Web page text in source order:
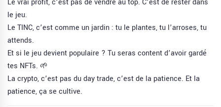
Le vrai profit, c’est pas de vendre au top. C’est de rester dans
le jeu.
Le TINC, c’est comme un jardin : tu le plantes, tu l’arroses, tu
attends.
Et si le jeu devient populaire ? Tu seras content d’avoir gardé
tes NFTs. 🌱
La crypto, c’est pas du day trade, c’est de la patience. Et la
patience, ça se cultive.